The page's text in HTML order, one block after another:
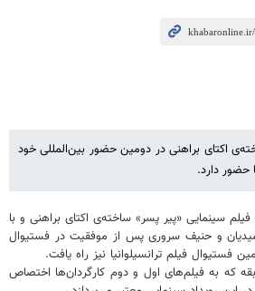
اکتای براهنی در دومین حضور بین‌المللی خود
حضور دارد.
سینمایی «پیر پسر» ساخته‌ی اکتای براهنی و با
و حنیف سروری پس از موفقیت در فستیوال
فستیوال فیلم ترانسیلوانیا نیز راه یافت.
که به فیلم‌های اول و دوم کارگردان‌ها اختصاص